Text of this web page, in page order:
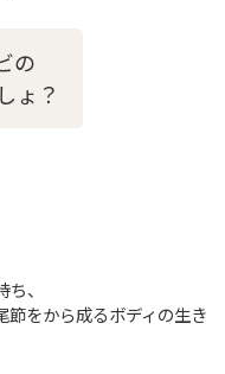
の
ょ？
、
節をから成るボディの生き